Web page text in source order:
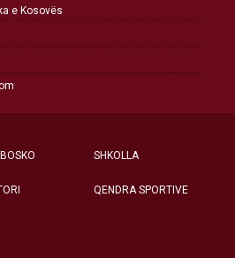
e Kosovës
SHKOLLA
QENDRA SPORTIVE